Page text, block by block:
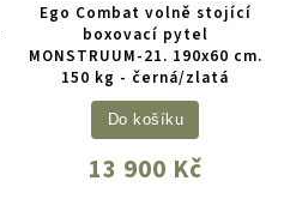
Ego Combat volně stojící
boxovací pytel
MONSTRUUM-21. 190x60 cm.
150 kg - černá/zlatá
13 900 Kč
Do košíku